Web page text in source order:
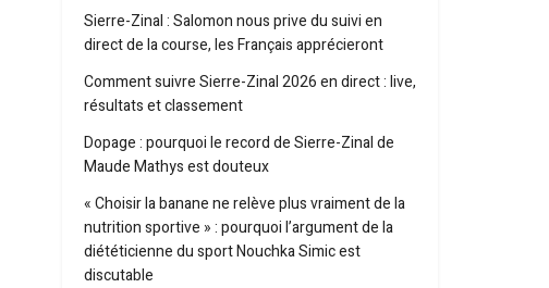
Sierre-Zinal : Salomon nous prive du suivi en
direct de la course, les Français apprécieront
Comment suivre Sierre-Zinal 2026 en direct : live,
résultats et classement
Dopage : pourquoi le record de Sierre-Zinal de
Maude Mathys est douteux
« Choisir la banane ne relève plus vraiment de la
nutrition sportive » : pourquoi l’argument de la
diététicienne du sport Nouchka Simic est
discutable